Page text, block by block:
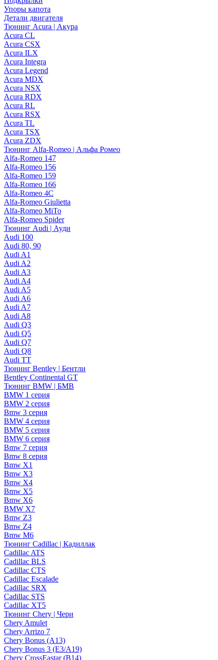
Упоры капота
Детали двигателя
Тюнинг Acura | Акура
Acura CL
Acura CSX
Acura ILX
Acura Integra
Acura Legend
Acura MDX
Acura NSX
Acura RDX
Acura RL
Acura RSX
Acura TL
Acura TSX
Acura ZDX
Тюнинг Alfa-Romeo | Альфа Ромео
Alfa-Romeo 147
Alfa-Romeo 156
Alfa-Romeo 159
Alfa-Romeo 166
Alfa-Romeo 4C
Alfa-Romeo Giulietta
Alfa-Romeo MiTo
Alfa-Romeo Spider
Тюнинг Audi | Ауди
Audi 100
Audi 80, 90
Audi A1
Audi A2
Audi A3
Audi A4
Audi A5
Audi A6
Audi A7
Audi A8
Audi Q3
Audi Q5
Audi Q7
Audi Q8
Audi TT
Тюнинг Bentley | Бентли
Bentley Continental GT
Тюнинг BMW | БМВ
BMW 1 серия
BMW 2 серия
Bmw 3 серия
BMW 4 серия
BMW 5 серия
BMW 6 серия
Bmw 7 серия
Bmw 8 серия
Bmw X1
Bmw X3
Bmw X4
Bmw X5
Bmw X6
BMW X7
Bmw Z3
Bmw Z4
Bmw М6
Тюнинг Cadillac | Кадиллак
Cadillac ATS
Cadillac BLS
Cadillac CTS
Cadillac Escalade
Cadillac SRX
Cadillac STS
Cadillac XT5
Тюнинг Chery | Чери
Chery Amulet
Chery Arrizo 7
Chery Bonus (A13)
Chery Bonus 3 (E3/A19)
Chery CrossEastar (B14)